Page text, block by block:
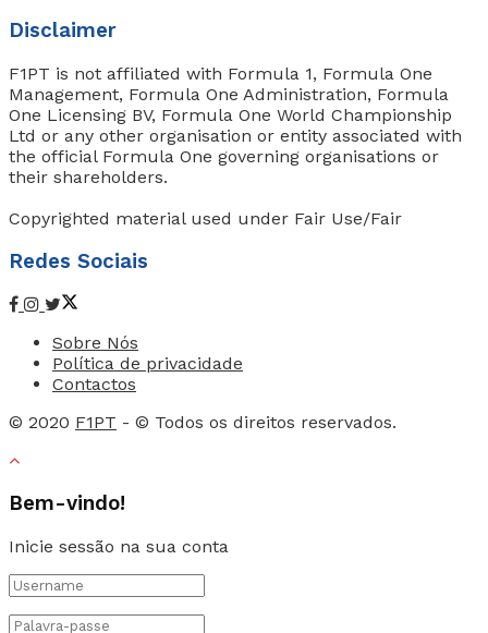
Disclaimer
F1PT is not affiliated with Formula 1, Formula One
Management, Formula One Administration, Formula
One Licensing BV, Formula One World Championship
Ltd or any other organisation or entity associated with
the official Formula One governing organisations or
their shareholders.
Copyrighted material used under Fair Use/Fair
Redes Sociais
Sobre Nós
Política de privacidade
Contactos
© 2020 F1PT - © Todos os direitos reservados.
Bem-vindo!
Inicie sessão na sua conta